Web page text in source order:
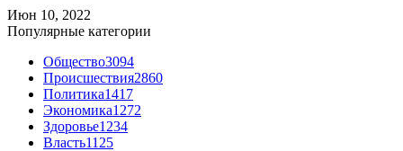
Июн 10, 2022
Популярные категории
Общество3094
Происшествия2860
Политика1417
Экономика1272
Здоровье1234
Власть1125